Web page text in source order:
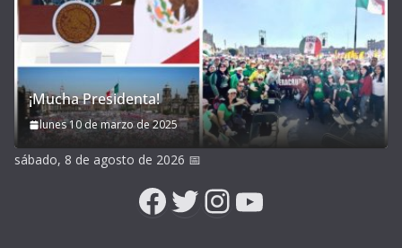
¡Mucha Presidenta!
lunes 10 de marzo de 2025
sábado, 8 de agosto de 2026 📅
Facebook
Twitter
Instagram
YouTube